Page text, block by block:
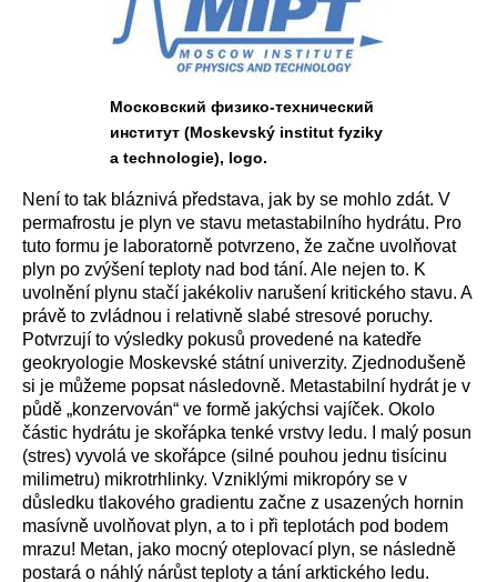
Московский физико-технический
институт (Moskevský institut fyziky
a technologie), logo.
Není to tak bláznivá představa, jak by se mohlo zdát. V
permafrostu je plyn ve stavu metastabilního hydrátu. Pro
tuto formu je laboratorně potvrzeno, že začne uvolňovat
plyn po zvýšení teploty nad bod tání. Ale nejen to. K
uvolnění plynu stačí jakékoliv narušení kritického stavu. A
právě to zvládnou i relativně slabé stresové poruchy.
Potvrzují to výsledky pokusů provedené na katedře
geokryologie Moskevské státní univerzity. Zjednodušeně
si je můžeme popsat následovně. Metastabilní hydrát je v
půdě „konzervován“ ve formě jakýchsi vajíček. Okolo
částic hydrátu je skořápka tenké vrstvy ledu. I malý posun
(stres) vyvolá ve skořápce (silné pouhou jednu tisícinu
milimetru) mikrotrhlinky. Vzniklými mikropóry se v
důsledku tlakového gradientu začne z usazených hornin
masívně uvolňovat plyn, a to i při teplotách pod bodem
mrazu! Metan, jako mocný oteplovací plyn, se následně
postará o náhlý nárůst teploty a tání arktického ledu.